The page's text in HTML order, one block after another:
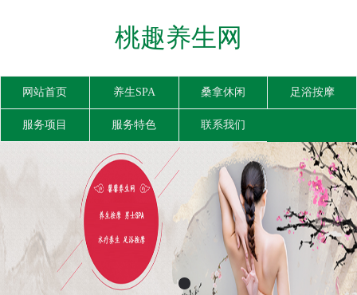
桃趣养生网
网站首页 养生SPA 桑拿休闲 足浴按摩
服务项目 服务特色 联系我们